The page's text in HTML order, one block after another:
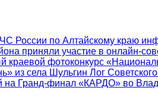
по Алтайскому краю
приняли участие в онлайн-
краевой фотоконкурс
из села Шульгин Лог
на Гранд-финал «КАРДО» во